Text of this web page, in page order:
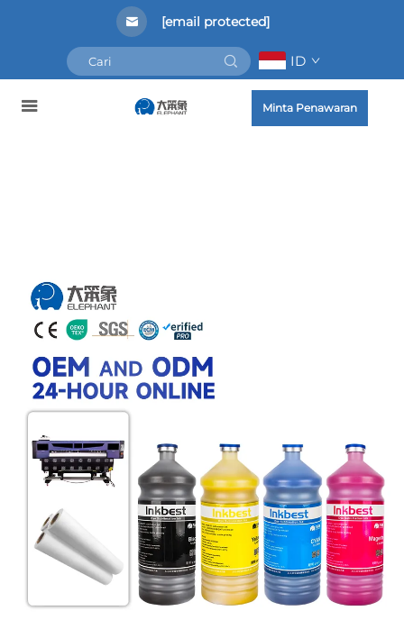
[email protected]
ID
Minta Penawaran